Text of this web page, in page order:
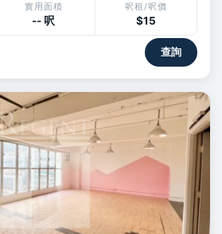
實用面積
-- 呎
呎租/呎價
$15
查詢